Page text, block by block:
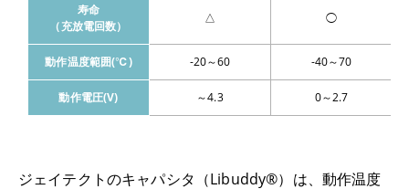
寿命
（充放電回数）
△ ◯
動作温度範囲(℃) -20～60 -40～70
動作電圧(V) ～4.3 0～2.7
ジェイテクトのキャパシタ（Libuddy®）は、動作温度